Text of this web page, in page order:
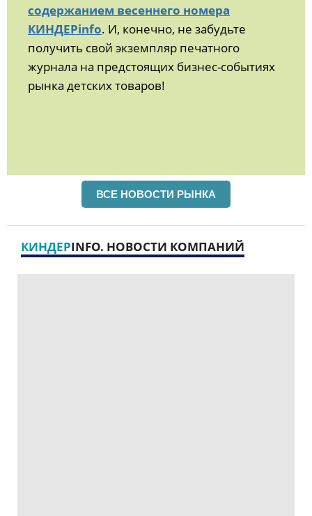
содержанием весеннего номера
КИНДЕРinfo. И, конечно, не забудьте
получить свой экземпляр печатного
журнала на предстоящих бизнес-событиях
рынка детских товаров!
ВСЕ НОВОСТИ РЫНКА
КИНДЕРINFO. НОВОСТИ КОМПАНИЙ